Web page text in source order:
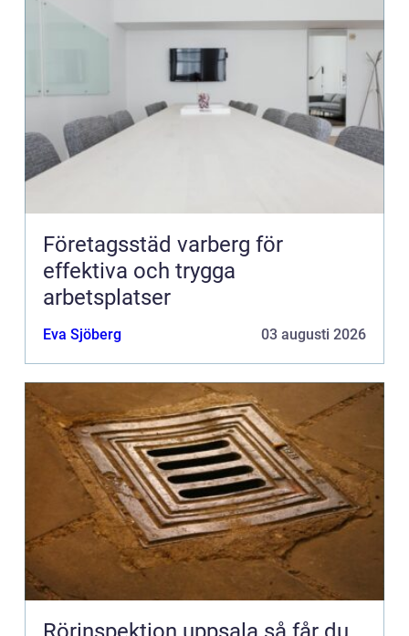
Företagsstäd varberg för
effektiva och trygga
arbetsplatser
Eva Sjöberg 03 augusti 2026